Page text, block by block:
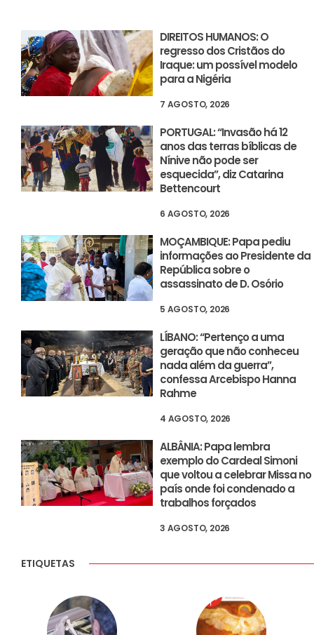
DIREITOS HUMANOS: O
regresso dos Cristãos do
Iraque: um possível modelo
para a Nigéria
7 AGOSTO, 2026
PORTUGAL: “Invasão há 12
anos das terras bíblicas de
Nínive não pode ser
esquecida”, diz Catarina
Bettencourt
6 AGOSTO, 2026
MOÇAMBIQUE: Papa pediu
informações ao Presidente da
República sobre o
assassinato de D. Osório
5 AGOSTO, 2026
LÍBANO: “Pertenço a uma
geração que não conheceu
nada além da guerra”,
confessa Arcebispo Hanna
Rahme
4 AGOSTO, 2026
ALBÂNIA: Papa lembra
exemplo do Cardeal Simoni
que voltou a celebrar Missa no
país onde foi condenado a
trabalhos forçados
3 AGOSTO, 2026
ETIQUETAS